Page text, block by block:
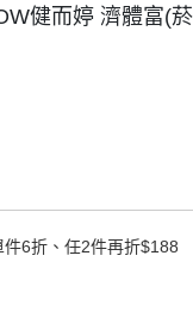
健而婷 濟體富(
件6折、任2件再折$188